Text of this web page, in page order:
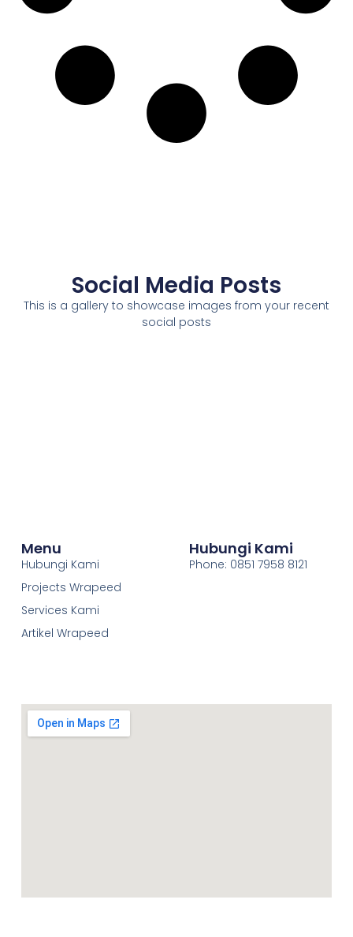
Social Media Posts
This is a gallery to showcase images from your recent
social posts
Menu
Hubungi Kami
Projects Wrapeed
Services Kami
Artikel Wrapeed
Hubungi Kami
Phone: 0851 7958 8121